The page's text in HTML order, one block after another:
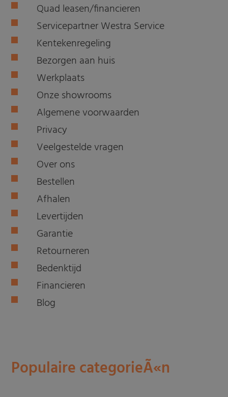
Quad leasen/financieren
Servicepartner Westra Service
Kentekenregeling
Bezorgen aan huis
Werkplaats
Onze showrooms
Algemene voorwaarden
Privacy
Veelgestelde vragen
Over ons
Bestellen
Afhalen
Levertijden
Garantie
Retourneren
Bedenktijd
Financieren
Blog
Populaire categorieÃ«n